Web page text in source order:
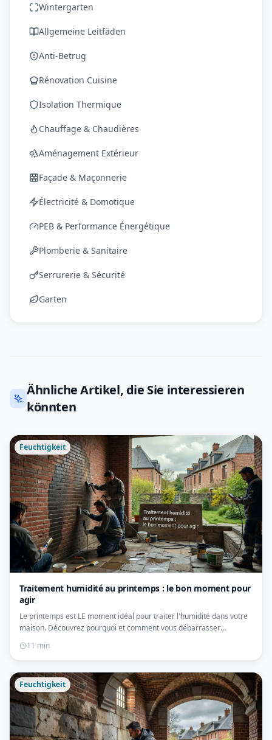
Wintergarten
Allgemeine Leitfäden
Anti-Betrug
Rénovation Cuisine
Isolation Thermique
Chauffage & Chaudières
Aménagement Extérieur
Façade & Maçonnerie
Électricité & Domotique
PEB & Performance Énergétique
Plomberie & Sanitaire
Serrurerie & Sécurité
Garten
Ähnliche Artikel, die Sie interessieren
könnten
Feuchtigkeit
Traitement humidité au printemps : le bon moment pour
agir
Le printemps est LE moment idéal pour traiter l'humidité dans votre
maison. Découvrez pourquoi et comment vous débarrasser
définitivement des murs humides. Guide 2026.
11 min
Feuchtigkeit